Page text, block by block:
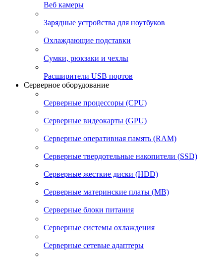
Веб камеры
Зарядные устройства для ноутбуков
Охлаждающие подставки
Сумки, рюкзаки и чехлы
Расширители USB портов
Серверное оборудование
Серверные процессоры (CPU)
Серверные видеокарты (GPU)
Серверные оперативная память (RAM)
Серверные твердотельные накопители (SSD)
Серверные жесткие диски (HDD)
Серверные материнские платы (MB)
Серверные блоки питания
Серверные системы охлаждения
Серверные сетевые адаптеры